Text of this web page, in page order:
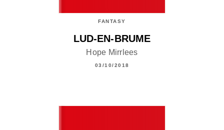
FANTASY
LUD-EN-BRUME
Hope Mirrlees
03/10/2018